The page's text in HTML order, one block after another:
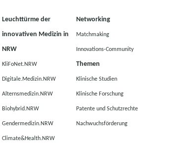
Leuchttürme der
innovativen Medizin in
NRW
KliFoNet.NRW
Digitale.Medizin.NRW
Alternsmedizin.NRW
Biohybrid.NRW
Gendermedizin.NRW
Climate&Health.NRW
Networking
Matchmaking
Innovations-Community
Themen
Klinische Studien
Klinische Forschung
Patente und Schutzrechte
Nachwuchsförderung